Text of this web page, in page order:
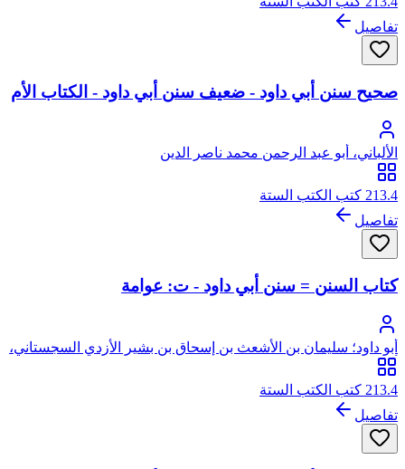
تفاصيل
صحيح سنن أبي داود - ضعيف سنن أبي داود - الكتاب الأم
الألباني، أبو عبد الرحمن محمد ناصر الدين
213.4 كتب الكتب الستة
تفاصيل
كتاب السنن = سنن أبي داود - ت: عوامة
أبو داود؛ سليمان بن الأشعث بن إسحاق بن بشير الأزدي السجستاني،
أبو داود
213.4 كتب الكتب الستة
تفاصيل